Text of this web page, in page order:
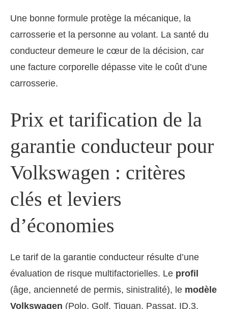
Une bonne formule protège la mécanique, la
carrosserie et la personne au volant. La santé du
conducteur demeure le cœur de la décision, car
une facture corporelle dépasse vite le coût d’une
carrosserie.
Prix et tarification de la
garantie conducteur pour
Volkswagen : critères
clés et leviers
d’économies
Le tarif de la garantie conducteur résulte d’une
évaluation de risque multifactorielles. Le profil
(âge, ancienneté de permis, sinistralité), le modèle
Volkswagen (Polo, Golf, Tiguan, Passat, ID.3,